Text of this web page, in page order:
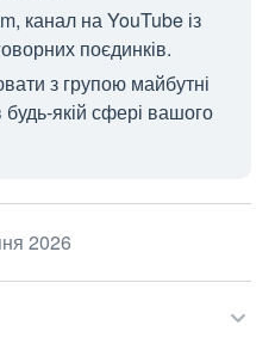
канал на YouTube із
поєдинків.
з групою майбутні
якій сфері вашого
2026